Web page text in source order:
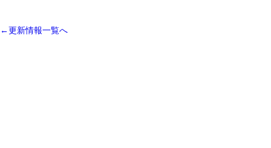
←更新情報一覧へ